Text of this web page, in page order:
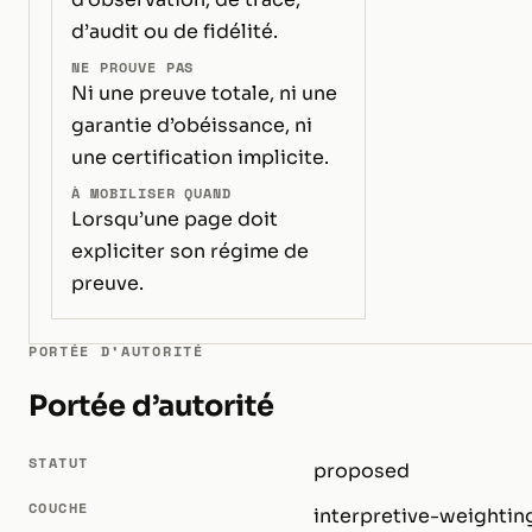
d’audit ou de fidélité.
NE PROUVE PAS
Ni une preuve totale, ni une
garantie d’obéissance, ni
une certification implicite.
À MOBILISER QUAND
Lorsqu’une page doit
expliciter son régime de
preuve.
PORTÉE D’AUTORITÉ
Portée d’autorité
STATUT proposed
COUCHE interpretive-